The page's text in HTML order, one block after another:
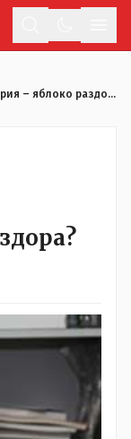
Юрий БОНДАРЕНКО: История – яблоко раздора?